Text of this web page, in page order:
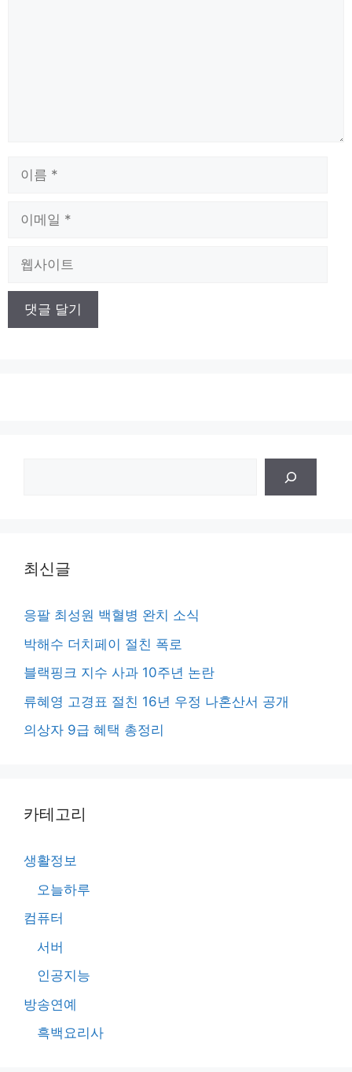
최신글
응팔 최성원 백혈병 완치 소식
박해수 더치페이 절친 폭로
블랙핑크 지수 사과 10주년 논란
류혜영 고경표 절친 16년 우정 나혼산서 공개
의상자 9급 혜택 총정리
카테고리
생활정보
오늘하루
컴퓨터
서버
인공지능
방송연예
흑백요리사